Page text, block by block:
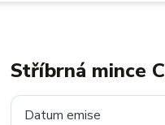
Stříbrná mince
Datum emise